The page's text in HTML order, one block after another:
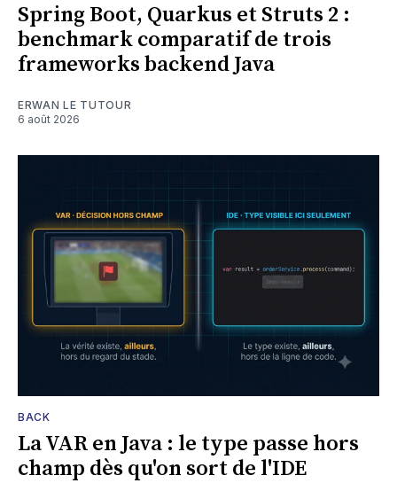
Spring Boot, Quarkus et Struts 2 :
benchmark comparatif de trois
frameworks backend Java
ERWAN LE TUTOUR
6 août 2026
BACK
La VAR en Java : le type passe hors
champ dès qu'on sort de l'IDE